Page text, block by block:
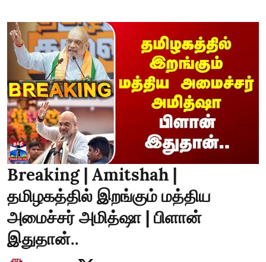
Breaking | Amitshah |
தமிழகத்தில் இறங்கும் மத்திய
அமைச்சர் அமித்ஷா | பிளான்
இதுதான்..